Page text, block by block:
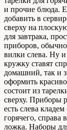
и прочие блюда.
добавить в
сверху на
для завтрака,
приборов,
вилки слева. Ну
кружку ставят
домашний, так и
оформить
состоит из
сверху. Приборы
есть слева
горячего, справа
ложка. Наборы